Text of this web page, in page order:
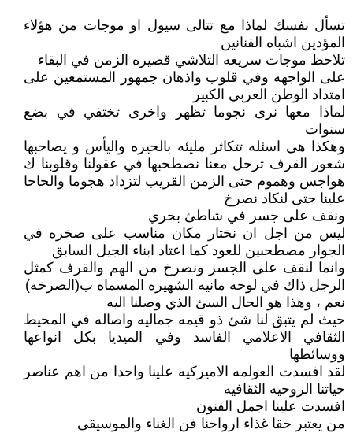
تسأل نفسك لماذا مع تتالى سيول او موجات من هؤلاء
المؤدين اشباه الفنانين
تلاحظ موجات سريعه التلاشي قصيره الزمن في البقاء
على الواجهه وفي قلوب واذهان جمهور المستمعين على
امتداد الوطن العربي الكبير
لماذا معها نرى نجوما تظهر واخرى تختفي في بضع
سنوات
وهكذا هي اسئله تتكاثر مليئه بالحيره واليأس و يصاحبها
شعور القرف ترحل معنا نصطحبها في عقولنا وقلوبنا ك
هواجس وهموم حتى الزمن القريب لتزداد هجوما والحاحا
علينا حتى لنكاد نصرخ
ونقف على جسر في شاطئ بحري
ليس من اجل ان نختار مكان مناسب على صخره في
الجوار مصطحبين للعود كما اعتاد ابناء الجيل السابق
وانما لنقف على الجسر ونصرخ من الهم والقرف كمثل
الرجل ذاك في لوحه مانيه الشهيره المسماه ب(الصرخه)
نعم ، وهذا هو الحال السئ الذي وصلنا اليه
حيث لم يتبق لنا شئ ذو قيمه جماليه واصاله في المحيط
الثقافي الاعلامي الفاسد وفي الميديا بكل انواعها
ووسائطها
لقد افسدت العولمه الاميركيه علينا واحدا من اهم عناصر
حياتنا الروحيه الثقافيه
افسدت علينا اجمل الفنون
من يعتبر حقا غذاء ارواحنا فن الغناء والموسيقى